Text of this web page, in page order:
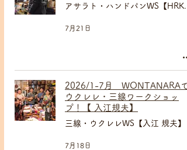
アサラト・ハンドパンWS【HRK ハルカ】
7月21日
2026/1-7月 WONTANARAで
ウクレレ・三線ワークショッ
プ！【 入江規夫】
三線・ウクレレWS【入江 規夫】
7月18日